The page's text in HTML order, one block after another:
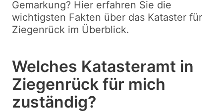
Gemarkung? Hier erfahren Sie die
wichtigsten Fakten über das Kataster für
Ziegenrück im Überblick.
Welches Katasteramt in
Ziegenrück für mich
zuständig?